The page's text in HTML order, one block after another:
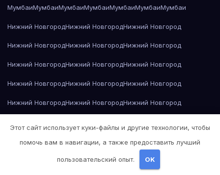
МумбаиМумбаиМумбаиМумбаиМумбаиМумбаиМумбаи
Нижний НовгородНижний НовгородНижний Новгород
Нижний НовгородНижний НовгородНижний Новгород
Нижний НовгородНижний НовгородНижний Новгород
Нижний НовгородНижний НовгородНижний Новгород
Нижний НовгородНижний НовгородНижний Новгород
Нижний Новгород Николай Гоголь — Мёртвые души
Николай Гоголь — Мёртвые души
Этот сайт использует куки-файлы и другие технологии, чтобы
помочь вам в навигации, а также предоставить лучший
пользовательский опыт. OK